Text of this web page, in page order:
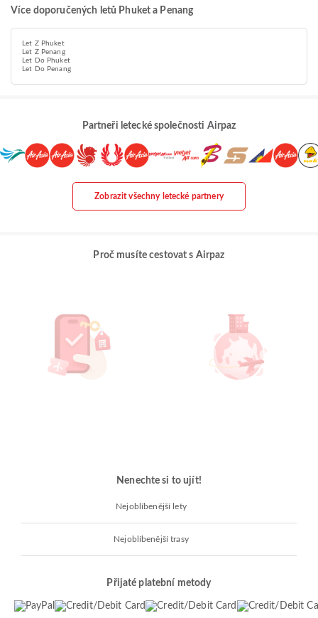
Více doporučených letů Phuket a Penang
Let Z Phuket
Let Z Penang
Let Do Phuket
Let Do Penang
Partneři letecké společnosti Airpaz
Zobrazit všechny letecké partnery
Proč musíte cestovat s Airpaz
Nenechte si to ujít!
Nejoblíbenější lety
Nejoblíbenější trasy
Přijaté platební metody